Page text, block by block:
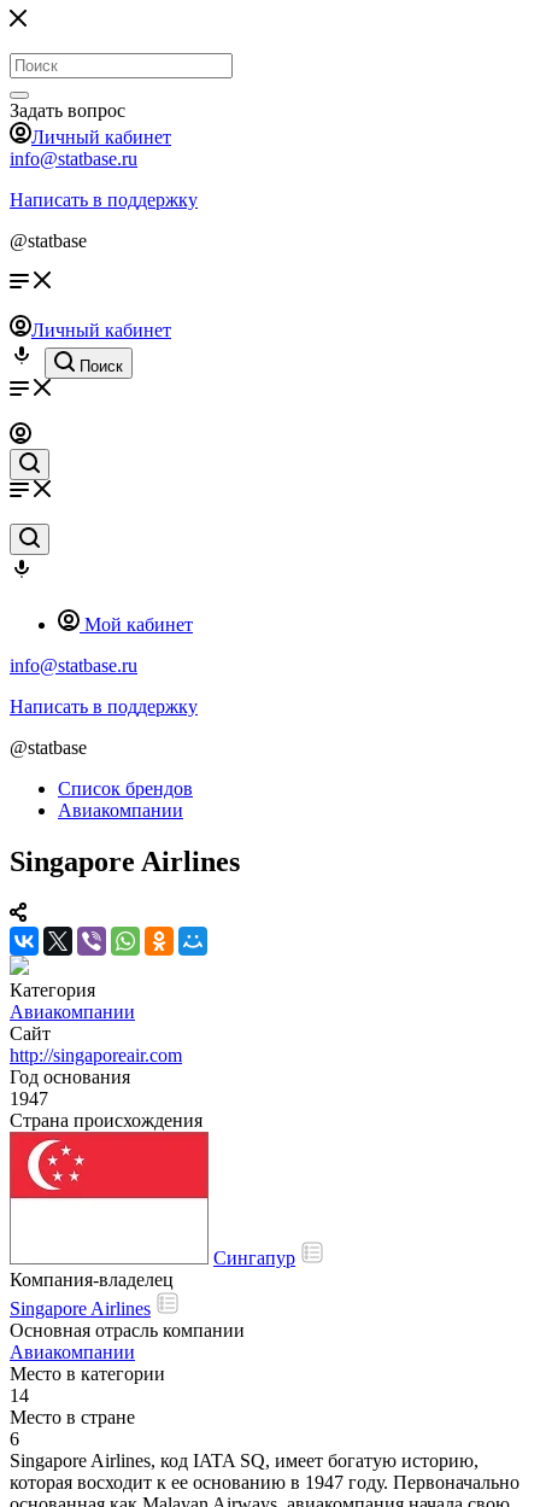
Задать вопрос
Личный кабинет
info@statbase.ru
Написать в поддержку
@statbase
Личный кабинет
Поиск
Мой кабинет
info@statbase.ru
Написать в поддержку
@statbase
Список брендов
Авиакомпании
Singapore Airlines
Категория
Авиакомпании
Сайт
http://singaporeair.com
Год основания
1947
Страна происхождения
Сингапур
Компания-владелец
Singapore Airlines
Основная отрасль компании
Авиакомпании
Место в категории
14
Место в стране
6
Singapore Airlines, код IATA SQ, имеет богатую историю,
которая восходит к ее основанию в 1947 году. Первоначально